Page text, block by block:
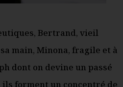
Bertrand, vieil
main, Minona, fragile et à
dont on devine un passé
ils forment un concentré de